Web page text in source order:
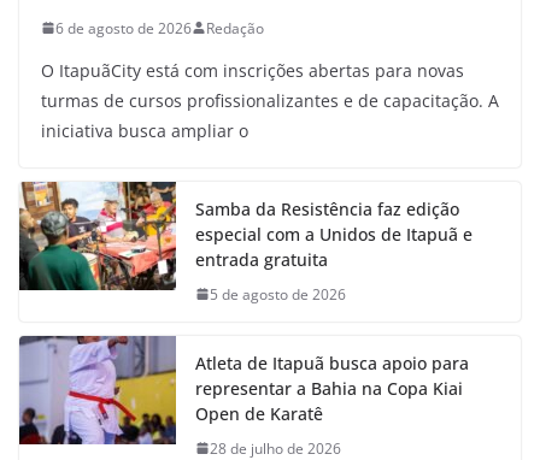
6 de agosto de 2026 Redação
O ItapuãCity está com inscrições abertas para novas
turmas de cursos profissionalizantes e de capacitação. A
iniciativa busca ampliar o
Samba da Resistência faz edição
especial com a Unidos de Itapuã e
entrada gratuita
5 de agosto de 2026
Atleta de Itapuã busca apoio para
representar a Bahia na Copa Kiai
Open de Karatê
28 de julho de 2026